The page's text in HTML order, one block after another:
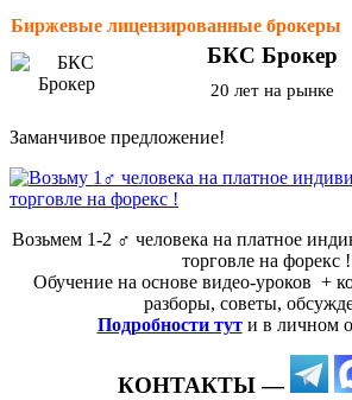
Биржевые лицензированные брокеры
БКС Брокер
20 лет на рынке
Заманчивое предложение!
Возьмем 1-2 ‍♂️ человека на платное
торговле на форекс !
Обучение на основе видео-уроков ️ +
разборы, советы,
Подробности тут и в личном
КОНТАКТЫ —